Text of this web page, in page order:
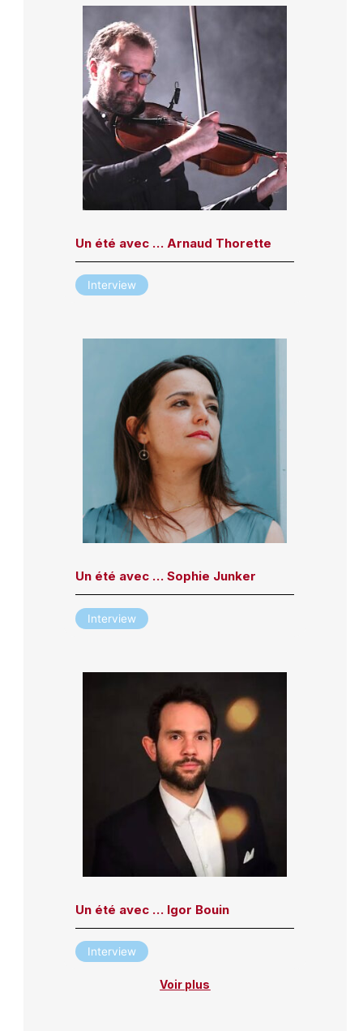
Un été avec … Arnaud Thorette
Interview
Un été avec … Sophie Junker
Interview
Un été avec … Igor Bouin
Interview
Voir plus